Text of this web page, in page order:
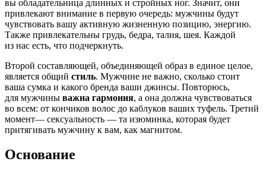
вы обладательница длинных и стройных ног. Значит, они
привлекают внимание в первую очередь: мужчины будут
чувствовать вашу активную жизненную позицию, энергию.
Также привлекательны грудь, бедра, талия, шея. Каждой
из нас есть, что подчеркнуть.
Второй составляющей, объединяющей образ в единое целое,
является общий стиль. Мужчине не важно, сколько стоит
ваша сумка и какого бренда ваши джинсы. Повторюсь,
для мужчины важна гармония, а она должна чувствоваться
во всем: от кончиков волос до каблуков ваших туфель. Третий
момент— сексуальность — та изюминка, которая будет
притягивать мужчину к вам, как магнитом.
Основание